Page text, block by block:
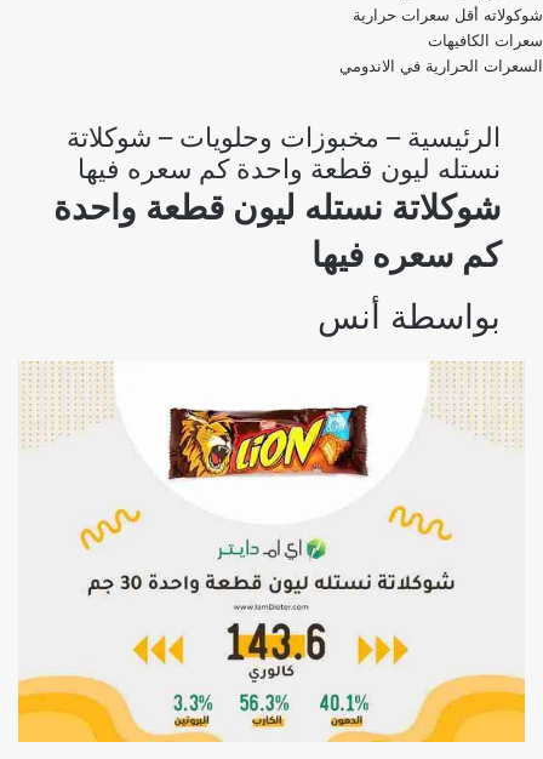
شوكولاته أقل سعرات حرارية
سعرات الكافيهات
السعرات الحرارية في الاندومي
الرئيسية – مخبوزات وحلويات – شوكلاتة
نستله ليون قطعة واحدة كم سعره فيها
شوكلاتة نستله ليون قطعة واحدة
كم سعره فيها
بواسطة أنس